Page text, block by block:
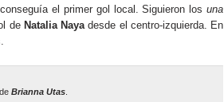
el primer gol local. Siguieron losuna
de Natalia Nayadesde el centro-izquierda. En
Brianna Utas